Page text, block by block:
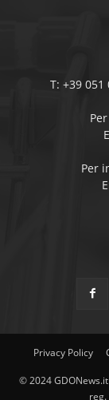
T: +39 051
Per
Privacy Policy
© 2024
reg.